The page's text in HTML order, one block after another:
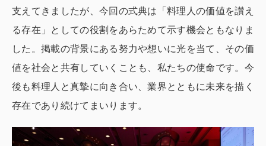
支えてきましたが、今回の式典は「料理人の価値を讃え
る存在」としての役割をあらためて示す機会ともなりま
した。掲載の背景にある努力や想いに光を当て、その価
値を社会と共有していくことも、私たちの使命です。今
後も料理人と真摯に向き合い、業界とともに未来を描く
存在であり続けてまいります。